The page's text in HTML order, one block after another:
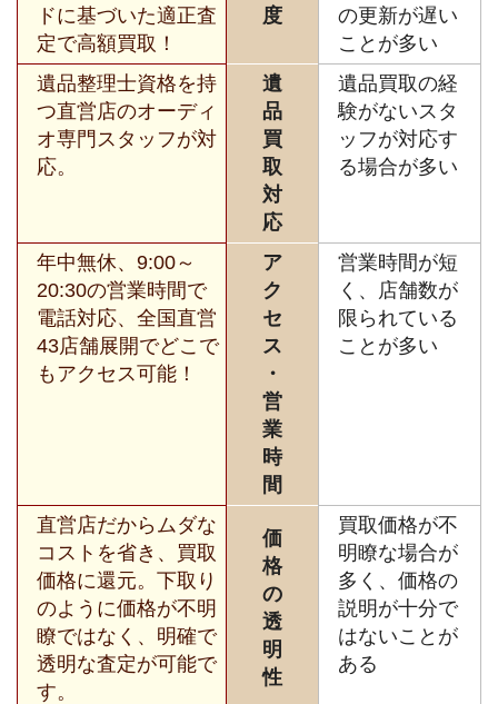
ドに基づいた適正査
定で高額買取！
度
の更新が遅い
ことが多い
遺品整理士資格を持
つ直営店のオーディ
オ専門スタッフが対
応。
遺
品
買
取
対
応
遺品買取の経
験がないスタ
ッフが対応す
る場合が多い
年中無休、9:00～
20:30の営業時間で
電話対応、全国直営
43店舗展開でどこで
もアクセス可能！
ア
ク
セ
ス
・
営
業
時
間
営業時間が短
く、店舗数が
限られている
ことが多い
直営店だからムダな
コストを省き、買取
価格に還元。下取り
のように価格が不明
瞭ではなく、明確で
透明な査定が可能で
す。
価
格
の
透
明
性
買取価格が不
明瞭な場合が
多く、価格の
説明が十分で
はないことが
ある